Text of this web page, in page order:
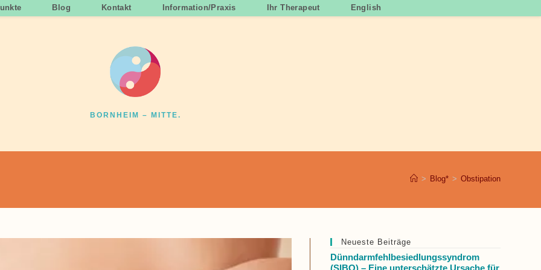
Blog Kontakt Information/Praxis Ihr Therapeut English
BORNHEIM – MITTE.
> Blog* > Obstipation
Neueste Beiträge
Dünndarmfehlbesiedlungssyndrom
(SIBO) – Eine unterschätzte Ursache für